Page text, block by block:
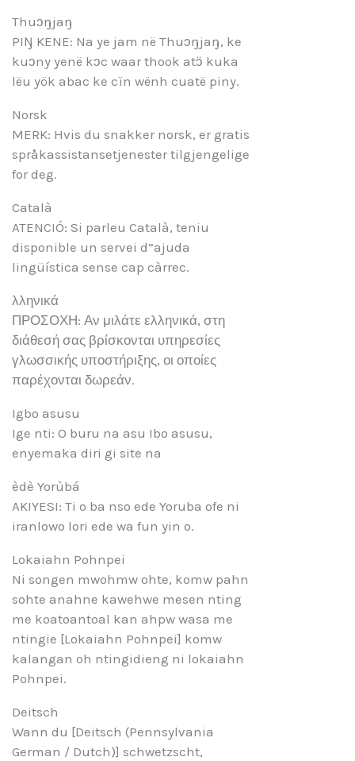
Thuɔŋjaŋ
PIŊ KENE: Na ye jam në Thuɔŋjaŋ, ke
kuɔny yenë kɔc waar thook atɔ̈ kuka
lëu yök abac ke cïn wënh cuatë piny.
Norsk
MERK: Hvis du snakker norsk, er gratis
språkassistansetjenester tilgjengelige
for deg.
Català
ATENCIÓ: Si parleu Català, teniu
disponible un servei d”ajuda
lingüística sense cap càrrec.
λληνικά
ΠΡΟΣΟΧΗ: Αν μιλάτε ελληνικά, στη
διάθεσή σας βρίσκονται υπηρεσίες
γλωσσικής υποστήριξης, οι οποίες
παρέχονται δωρεάν.
Igbo asusu
Ige nti: O buru na asu Ibo asusu,
enyemaka diri gi site na
èdè Yorùbá
AKIYESI: Ti o ba nso ede Yoruba ofe ni
iranlowo lori ede wa fun yin o.
Lokaiahn Pohnpei
Ni songen mwohmw ohte, komw pahn
sohte anahne kawehwe mesen nting
me koatoantoal kan ahpw wasa me
ntingie [Lokaiahn Pohnpei] komw
kalangan oh ntingidieng ni lokaiahn
Pohnpei.
Deitsch
Wann du [Deitsch (Pennsylvania
German / Dutch)] schwetzscht,